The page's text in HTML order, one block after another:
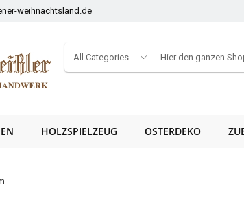
weihnachtsland.de
All Categories
HOLZSPIELZEUG OSTERDEKO